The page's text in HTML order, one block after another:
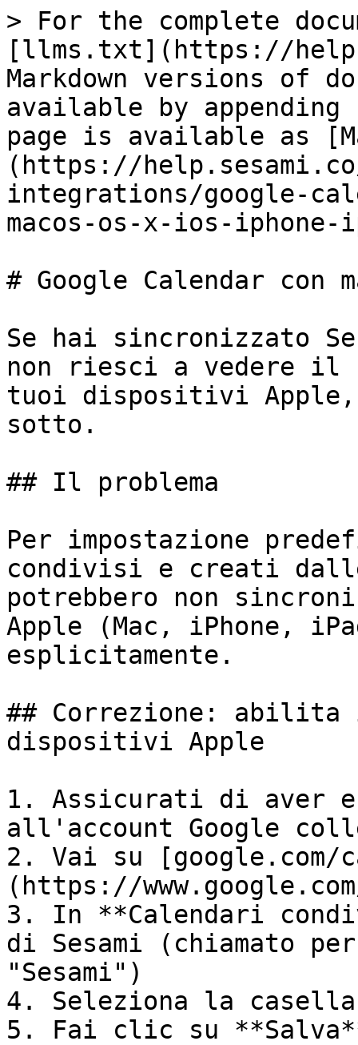
> For the complete
[llms.txt](https://
Markdown versions of
available by
page is available as
(https://
integrations/google-
macos-os-x-ios-iphone-
# Google Calendar con
Se hai sincronizzato
non riesci a vedere il
tuoi dispositivi
sotto.
## Il problema
Per impostazione
condivisi e creati
potrebbero non
Apple (Mac, iPhone,
esplicitamente.
## Correzione: abilita
dispositivi Apple
1. Assicurati di aver
all'account Google
2. Vai su [google.com/
(https://
3. In **Calendari
di Sesami (chiamato
"Sesami")
4. Seleziona la
5. Fai clic su